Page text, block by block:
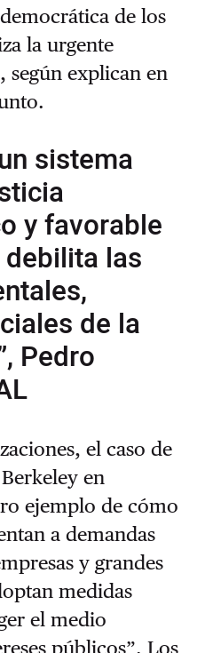
de los
la urgente
según explican en
sistema
y favorable
las
de la
Pedro
el caso de
en
ejemplo de cómo
a demandas
y grandes
medidas
el medio
públicos”. Los